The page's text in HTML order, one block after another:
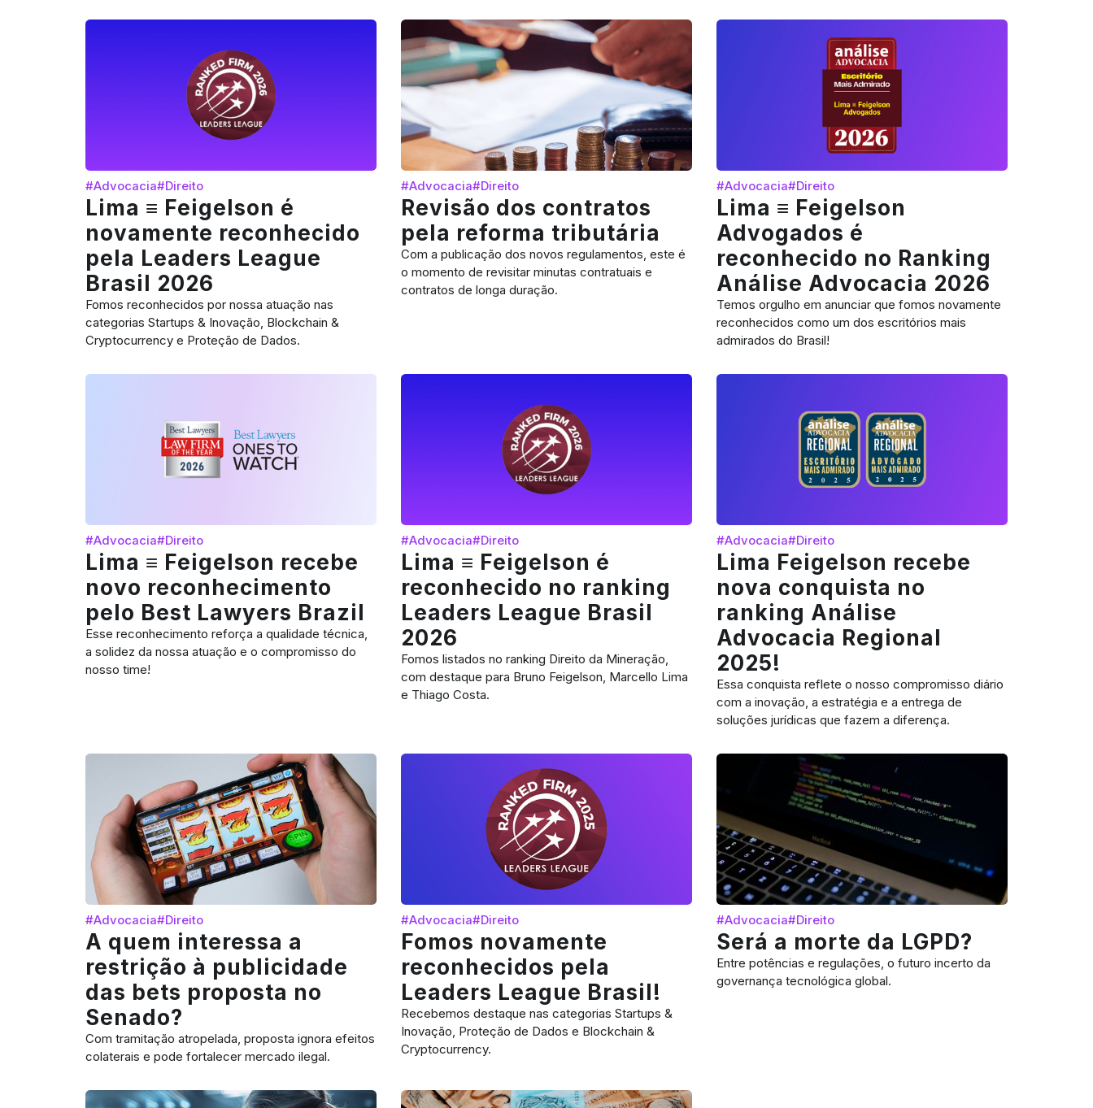
#Advocacia#Direito
Lima ≡ Feigelson é
novamente reconhecido
pela Leaders League
Brasil 2026
Fomos reconhecidos por nossa atuação nas
categorias Startups & Inovação, Blockchain &
Cryptocurrency e Proteção de Dados.
#Advocacia#Direito
Revisão dos contratos
pela reforma tributária
Com a publicação dos novos regulamentos, este é
o momento de revisitar minutas contratuais e
contratos de longa duração.
#Advocacia#Direito
Lima ≡ Feigelson
Advogados é
reconhecido no Ranking
Análise Advocacia 2026
Temos orgulho em anunciar que fomos novamente
reconhecidos como um dos escritórios mais
admirados do Brasil!
#Advocacia#Direito
Lima ≡ Feigelson recebe
novo reconhecimento
pelo Best Lawyers Brazil
Esse reconhecimento reforça a qualidade técnica,
a solidez da nossa atuação e o compromisso do
nosso time!
#Advocacia#Direito
Lima ≡ Feigelson é
reconhecido no ranking
Leaders League Brasil
2026
Fomos listados no ranking Direito da Mineração,
com destaque para Bruno Feigelson, Marcello Lima
e Thiago Costa.
#Advocacia#Direito
Lima Feigelson recebe
nova conquista no
ranking Análise
Advocacia Regional
2025!
Essa conquista reflete o nosso compromisso diário
com a inovação, a estratégia e a entrega de
soluções jurídicas que fazem a diferença.
#Advocacia#Direito
A quem interessa a
restrição à publicidade
das bets proposta no
Senado?
Com tramitação atropelada, proposta ignora efeitos
colaterais e pode fortalecer mercado ilegal.
#Advocacia#Direito
Fomos novamente
reconhecidos pela
Leaders League Brasil!
Recebemos destaque nas categorias Startups &
Inovação, Proteção de Dados e Blockchain &
Cryptocurrency.
#Advocacia#Direito
Será a morte da LGPD?
Entre potências e regulações, o futuro incerto da
governança tecnológica global.